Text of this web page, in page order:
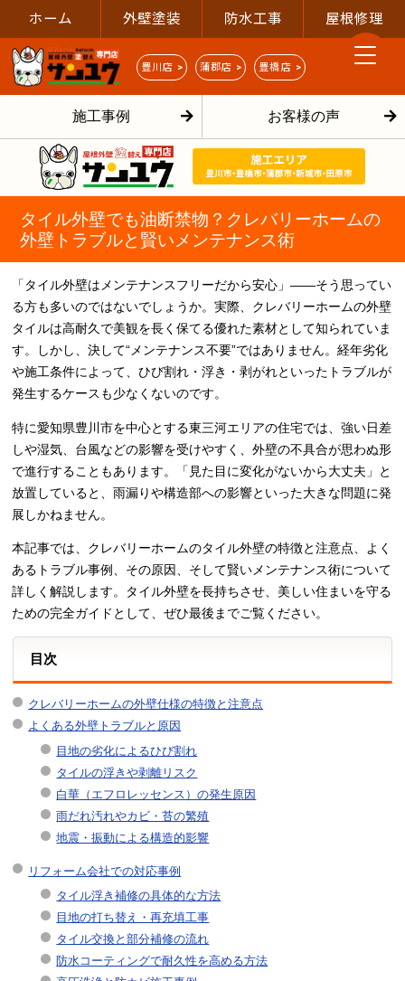
ホーム 外壁塗装 防水工事 屋根修理
豊川店 > 蒲郡店 > 豊橋店 >
施工事例 お客様の声
タイル外壁でも油断禁物？クレバリーホームの
外壁トラブルと賢いメンテナンス術
「タイル外壁はメンテナンスフリーだから安心」――そう思ってい
る方も多いのではないでしょうか。実際、クレバリーホームの外壁
タイルは高耐久で美観を長く保てる優れた素材として知られていま
す。しかし、決して“メンテナンス不要”ではありません。経年劣化
や施工条件によって、ひび割れ・浮き・剥がれといったトラブルが
発生するケースも少なくないのです。
特に愛知県豊川市を中心とする東三河エリアの住宅では、強い日差
しや湿気、台風などの影響を受けやすく、外壁の不具合が思わぬ形
で進行することもあります。「見た目に変化がないから大丈夫」と
放置していると、雨漏りや構造部への影響といった大きな問題に発
展しかねません。
本記事では、クレバリーホームのタイル外壁の特徴と注意点、よく
あるトラブル事例、その原因、そして賢いメンテナンス術について
詳しく解説します。タイル外壁を長持ちさせ、美しい住まいを守る
ための完全ガイドとして、ぜひ最後までご覧ください。
目次
クレバリーホームの外壁仕様の特徴と注意点
よくある外壁トラブルと原因
目地の劣化によるひび割れ
タイルの浮きや剥離リスク
白華（エフロレッセンス）の発生原因
雨だれ汚れやカビ・苔の繁殖
地震・振動による構造的影響
リフォーム会社での対応事例
タイル浮き補修の具体的な方法
目地の打ち替え・再充填工事
タイル交換と部分補修の流れ
防水コーティングで耐久性を高める方法